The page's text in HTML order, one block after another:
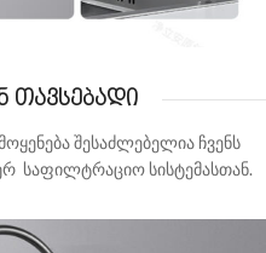
თავსებადი
შესაძლებელია ჩვენს
საფილტრაციო სისტემასთან.